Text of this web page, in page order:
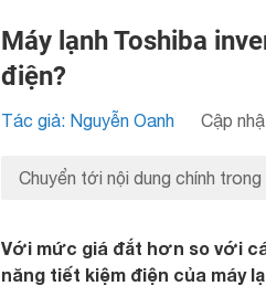
Máy lạnh Toshiba
điện?
Tác giả: Nguyễn Oanh Cập
Chuyển tới nội dung chính trong
Với mức giá đắt hơn so với
năng tiết kiệm điện của máy